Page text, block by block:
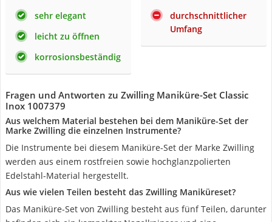
sehr elegant
leicht zu öffnen
korrosionsbeständig
durchschnittlicher
Umfang
Fragen und Antworten zu Zwilling Maniküre-Set Classic
Inox ‎1007379
Aus welchem Material bestehen bei dem Maniküre-Set der
Marke Zwilling die einzelnen Instrumente?
Die Instrumente bei diesem Maniküre-Set der Marke Zwilling
werden aus einem rostfreien sowie hochglanzpolierten
Edelstahl-Material hergestellt.
Aus wie vielen Teilen besteht das Zwilling Maniküreset?
Das Maniküre-Set von Zwilling besteht aus fünf Teilen, darunter